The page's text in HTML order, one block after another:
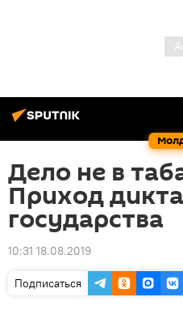
Дело не в
Приход
государства
10:31 18.08.2019
Подписаться